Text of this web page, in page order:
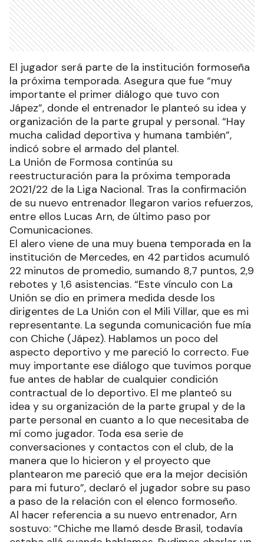
El jugador será parte de la institución formoseña
la próxima temporada. Asegura que fue “muy
importante el primer diálogo que tuvo con
Jápez”, donde el entrenador le planteó su idea y
organización de la parte grupal y personal. “Hay
mucha calidad deportiva y humana también”,
indicó sobre el armado del plantel.
La Unión de Formosa continúa su
reestructuración para la próxima temporada
2021/22 de la Liga Nacional. Tras la confirmación
de su nuevo entrenador llegaron varios refuerzos,
entre ellos Lucas Arn, de último paso por
Comunicaciones.
El alero viene de una muy buena temporada en la
institución de Mercedes, en 42 partidos acumuló
22 minutos de promedio, sumando 8,7 puntos, 2,9
rebotes y 1,6 asistencias. “Este vínculo con La
Unión se dio en primera medida desde los
dirigentes de La Unión con el Mili Villar, que es mi
representante. La segunda comunicación fue mía
con Chiche (Jápez). Hablamos un poco del
aspecto deportivo y me pareció lo correcto. Fue
muy importante ese diálogo que tuvimos porque
fue antes de hablar de cualquier condición
contractual de lo deportivo. El me planteó su
idea y su organización de la parte grupal y de la
parte personal en cuanto a lo que necesitaba de
mí como jugador. Toda esa serie de
conversaciones y contactos con el club, de la
manera que lo hicieron y el proyecto que
plantearon me pareció que era la mejor decisión
para mi futuro”, declaró el jugador sobre su paso
a paso de la relación con el elenco formoseño.
Al hacer referencia a su nuevo entrenador, Arn
sostuvo: “Chiche me llamó desde Brasil, todavía